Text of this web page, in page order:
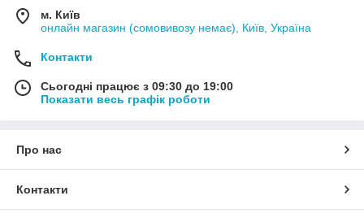
м. Київ
онлайн магазин (сомовивозу немає), Київ, Україна
Контакти
Сьогодні працює з 09:30 до 19:00
Показати весь графік роботи
Про нас
Контакти